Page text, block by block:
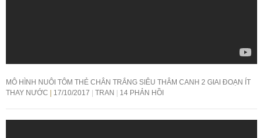
MÔ HÌNH NUÔI TÔM THẺ CHÂN TRẮNG SIÊU THÂM CANH 2 GIAI ĐOẠN ÍT
THAY NƯỚC
17/10/2017 TRAN 14 PHẢN HỒI